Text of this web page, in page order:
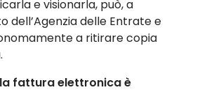
e visionarla, può, a
dell’Agenzia delle Entrate e
a ritirare copia
fattura elettronica è